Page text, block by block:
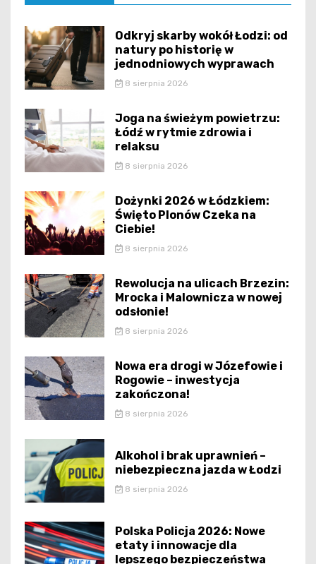
Odkryj skarby wokół Łodzi: od
natury po historię w
jednodniowych wyprawach
8 sierpnia 2026
Joga na świeżym powietrzu:
Łódź w rytmie zdrowia i
relaksu
8 sierpnia 2026
Dożynki 2026 w Łódzkiem:
Święto Plonów Czeka na
Ciebie!
8 sierpnia 2026
Rewolucja na ulicach Brzezin:
Mrocka i Malownicza w nowej
odsłonie!
8 sierpnia 2026
Nowa era drogi w Józefowie i
Rogowie – inwestycja
zakończona!
8 sierpnia 2026
Alkohol i brak uprawnień –
niebezpieczna jazda w Łodzi
8 sierpnia 2026
Polska Policja 2026: Nowe
etaty i innowacje dla
lepszego bezpieczeństwa